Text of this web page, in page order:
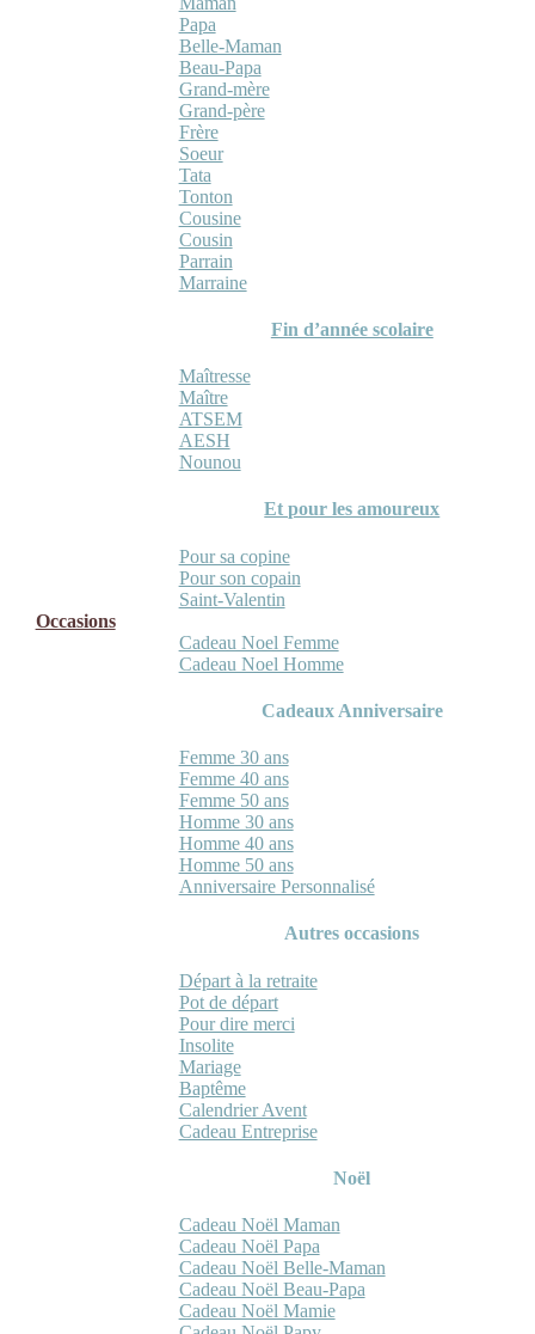
Papa
Belle-Maman
Beau-Papa
Grand-mère
Grand-père
Frère
Soeur
Tata
Tonton
Cousine
Cousin
Parrain
Marraine
Fin d’année scolaire
Maîtresse
Maître
ATSEM
AESH
Nounou
Et pour les amoureux
Pour sa copine
Pour son copain
Saint-Valentin
Occasions
Cadeau Noel Femme
Cadeau Noel Homme
Cadeaux Anniversaire
Femme 30 ans
Femme 40 ans
Femme 50 ans
Homme 30 ans
Homme 40 ans
Homme 50 ans
Anniversaire Personnalisé
Autres occasions
Départ à la retraite
Pot de départ
Pour dire merci
Insolite
Mariage
Baptême
Calendrier Avent
Cadeau Entreprise
Noël
Cadeau Noël Maman
Cadeau Noël Papa
Cadeau Noël Belle-Maman
Cadeau Noël Beau-Papa
Cadeau Noël Mamie